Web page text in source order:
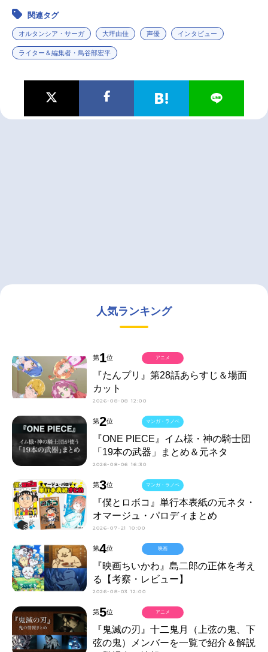
関連タグ
オルタンシア・サーガ 大坪由佳 声優 インタビュー
ライター＆編集者・鳥谷部宏平
人気ランキング
第1位
『たんプリ』第28話あらすじ＆場面
カット
2026-08-08 12:00
アニメ
第2位
『ONE PIECE』イム様・神の騎士団
「19本の武器」まとめ＆元ネタ
2026-08-06 16:30
マンガ・ラノベ
第3位
『僕とロボコ』単行本表紙の元ネタ・
オマージュ・パロディまとめ
2026-07-21 10:00
マンガ・ラノベ
第4位
『映画ちいかわ』島二郎の正体を考え
る【考察・レビュー】
2026-08-03 12:00
映画
第5位
『鬼滅の刃』十二鬼月（上弦の鬼、下
弦の鬼）メンバーを一覧で紹介＆解説
アニメ